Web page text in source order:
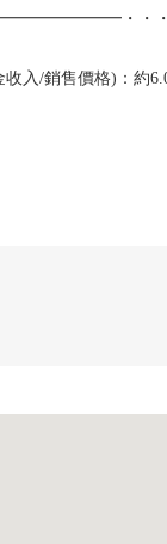
・・・
/銷售價格)：約
屋價格的年預測
數據。另外，不是
公尺(含有※胡同狀部